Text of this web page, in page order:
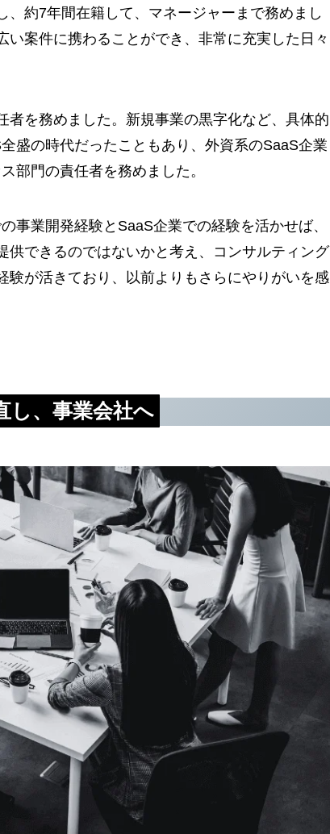
約7年間在籍して、マネージャーまで務めまし
案件に携わることができ、非常に充実した日々
を務めました。新規事業の黒字化など、具体的
盛の時代だったこともあり、外資系のSaaS企業
部門の責任者を務めました。
事業開発経験とSaaS企業での経験を活かせば、
供できるのではないかと考え、コンサルティング
が活きており、以前よりもさらにやりがいを感
し、事業会社へ